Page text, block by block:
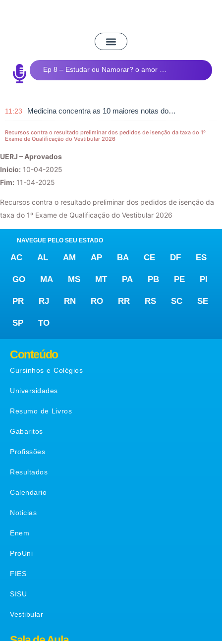
11:23 Medicina concentra as 10 maiores notas do Vestibular de Inverno da UEM
Recursos contra o resultado preliminar dos pedidos de isenção da taxa do 1º
Exame de Qualificação do Vestibular 2026
UERJ – Aprovados
Inicio: 10-04-2025
Fim: 11-04-2025
Recursos contra o resultado preliminar dos pedidos de isenção da
taxa do 1º Exame de Qualificação do Vestibular 2026
NAVEGUE PELO SEU ESTADO
AC AL AM AP BA CE DF ES
GO MA MS MT PA PB PE PI
PR RJ RN RO RR RS SC SE
SP TO
Conteúdo
Cursinhos e Colégios
Universidades
Resumo de Livros
Gabaritos
Profissões
Resultados
Calendario
Noticias
Enem
ProUni
FIES
SISU
Vestibular